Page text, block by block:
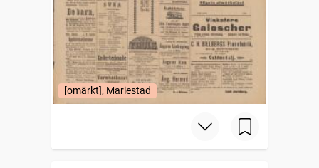
[omärkt], Mariestad